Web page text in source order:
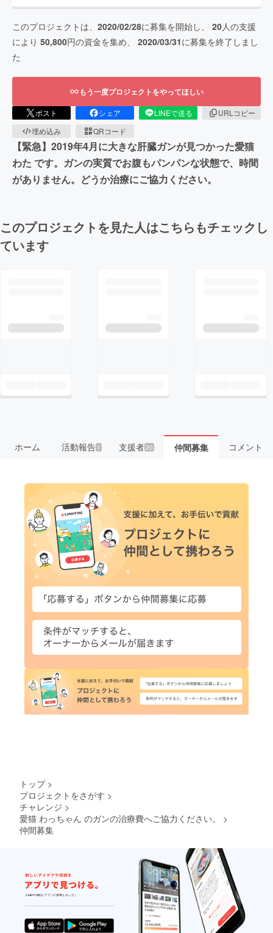
このプロジェクトは、 2020/02/28に募集を開始し、 20人の支援
により 50,800円の資金を集め、 2020/03/31に募集を終了しまし
た
もう一度プロジェクトをやってほしい
ポスト シェア LINEで送る
URLコピー
埋め込み
QRコード
【緊急】2019年4月に大きな肝臓ガンが見つかった愛猫
わた です。ガンの実質でお腹もパンパンな状態で、時間
がありません。どうか治療にご協力ください。
このプロジェクトを見た人はこちらもチェックし
ています
ホーム 活動報告1 支援者 20 仲間募集 コメント
トップ >
プロジェクトをさがす >
チャレンジ >
愛猫 わっちゃん のガンの治療費へご協力ください。
>
仲間募集